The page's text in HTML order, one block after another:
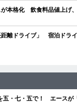
が本格化 飲食料品値上げ
離ドライブ」 宿泊ドラ
五・七・五で！ エースが